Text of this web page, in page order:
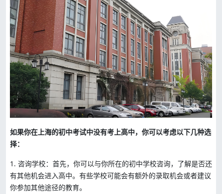
如果你在上海的初中考试中没有考上高中，你可以考虑以下几种选
择：
1. 咨询学校：首先，你可以与你所在的初中学校咨询，了解是否还
有其他机会进入高中。有些学校可能会有额外的录取机会或者建议
你参加其他途径的教育。